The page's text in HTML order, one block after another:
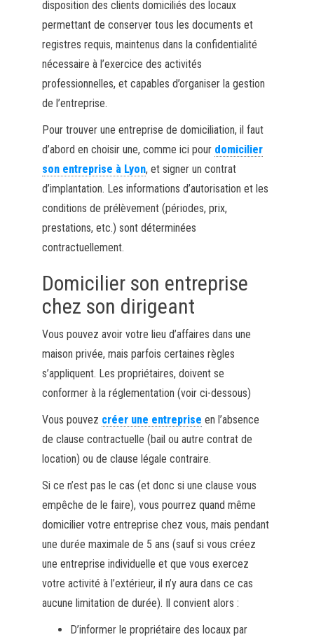
disposition des clients domiciliés des locaux
permettant de conserver tous les documents et
registres requis, maintenus dans la confidentialité
nécessaire à l’exercice des activités
professionnelles, et capables d’organiser la gestion
de l’entreprise.
Pour trouver une entreprise de domiciliation, il faut
d’abord en choisir une, comme ici pour domicilier
son entreprise à Lyon, et signer un contrat
d’implantation. Les informations d’autorisation et les
conditions de prélèvement (périodes, prix,
prestations, etc.) sont déterminées
contractuellement.
Domicilier son entreprise
chez son dirigeant
Vous pouvez avoir votre lieu d’affaires dans une
maison privée, mais parfois certaines règles
s’appliquent. Les propriétaires, doivent se
conformer à la réglementation (voir ci-dessous)
Vous pouvez créer une entreprise en l’absence
de clause contractuelle (bail ou autre contrat de
location) ou de clause légale contraire.
Si ce n’est pas le cas (et donc si une clause vous
empêche de le faire), vous pourrez quand même
domicilier votre entreprise chez vous, mais pendant
une durée maximale de 5 ans (sauf si vous créez
une entreprise individuelle et que vous exercez
votre activité à l’extérieur, il n’y aura dans ce cas
aucune limitation de durée). Il convient alors :
D’informer le propriétaire des locaux par